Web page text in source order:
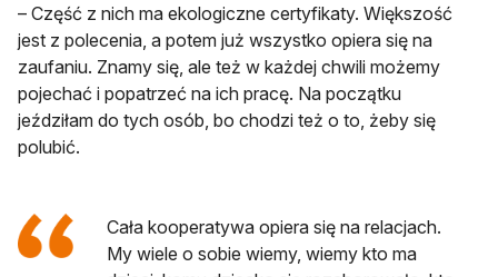
– Część z nich ma ekologiczne certyfikaty. Większość
jest z polecenia, a potem już wszystko opiera się na
zaufaniu. Znamy się, ale też w każdej chwili możemy
pojechać i popatrzeć na ich pracę. Na początku
jeździłam do tych osób, bo chodzi też o to, żeby się
polubić.
Cała kooperatywa opiera się na relacjach.
My wiele o sobie wiemy, wiemy kto ma